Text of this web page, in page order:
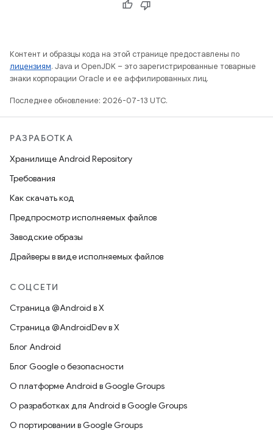
Контент и образцы кода на этой странице предоставлены по
лицензиям. Java и OpenJDK – это зарегистрированные товарные
знаки корпорации Oracle и ее аффилированных лиц.
Последнее обновление: 2026-07-13 UTC.
РАЗРАБОТКА
Хранилище Android Repository
Требования
Как скачать код
Предпросмотр исполняемых файлов
Заводские образы
Драйверы в виде исполняемых файлов
СОЦСЕТИ
Страница @Android в X
Страница @AndroidDev в X
Блог Android
Блог Google о безопасности
О платформе Android в Google Groups
О разработках для Android в Google Groups
О портировании в Google Groups